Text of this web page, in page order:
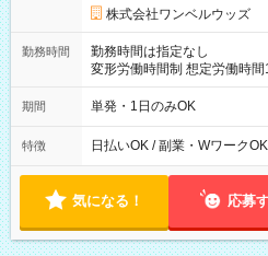
株式会社ワンベルウッズ
勤務時間
勤務時間は指定なし
変形労働時間制 想定労働時間160時間/月 【
00～20：00
期間 単発・1日のみOK
特徴 日払いOK / 副業・Wワーク
気になる！ 応募